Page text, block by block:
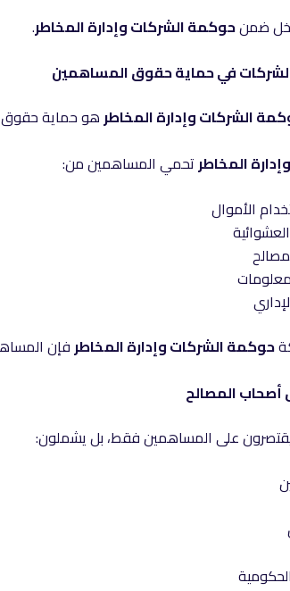
ضمنحوكمة الشركات وإدارة المخاطر.
الشركات في حماية حقوق المساهمين
الشركات وإدارة المخاطرهو حماية حقوق
المخاطر تحمي المساهمين من:
الأموال
حوكمة الشركات وإدارة المخاطرفإن
أصحاب المصالح
على المساهمين فقط، بل يشملون: